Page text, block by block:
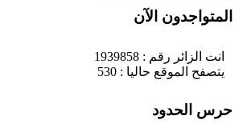
المتواجدون الآن
انت الزائر رقم : 1939858
يتصفح الموقع حاليا : 530
حرس الحدود